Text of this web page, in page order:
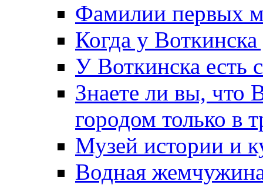
Фамилии первых
Когда у
У Воткинска есть
Знаете ли вы, что
городом только в
Музей истории и
Водная